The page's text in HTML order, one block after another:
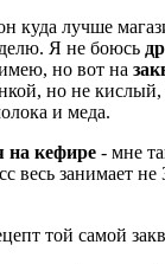
куда лучше
Я не боюсь
но вот на
но не
и меда.
на кефире - мне
весь занимает не
той самой